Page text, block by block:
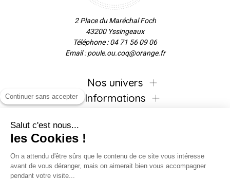
2 Place du Maréchal Foch
43200 Yssingeaux
Téléphone : 04 71 56 09 06
Email : poule.ou.coq@orange.fr
Nos univers
Informations
Inscrivez-vous à la newsletter !
Continuer sans accepter
Salut c'est nous...
les Cookies !
On a attendu d'être sûrs que le contenu de ce site vous intéresse
avant de vous déranger, mais on aimerait bien vous accompagner
pendant votre visite...